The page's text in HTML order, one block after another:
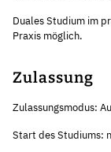
Duales Studium im
Praxis möglich.
Zulassung
Zulassungsmodus:
Start des Studiums: